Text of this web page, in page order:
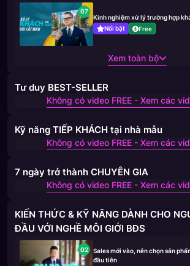
07
Kinh nghiệm xử lý trường hợp
Nổi bật
Free
Xem toàn bộ
Tư duy BEST-SELLER
Không có video FREE - Xem các
Kỹ năng TIẾP KHÁCH tại nhà mẫu
Không có video FREE - Xem các
7 ngày trở thành CHUYÊN GIA
Không có video FREE - Xem các
KIẾN THỨC & KỸ NĂNG DÀNH CHO
ĐẦU VỚI NGHỀ MÔI GIỚI BĐS
02
Sales mới vào, nên chọn sản
đầu tiên